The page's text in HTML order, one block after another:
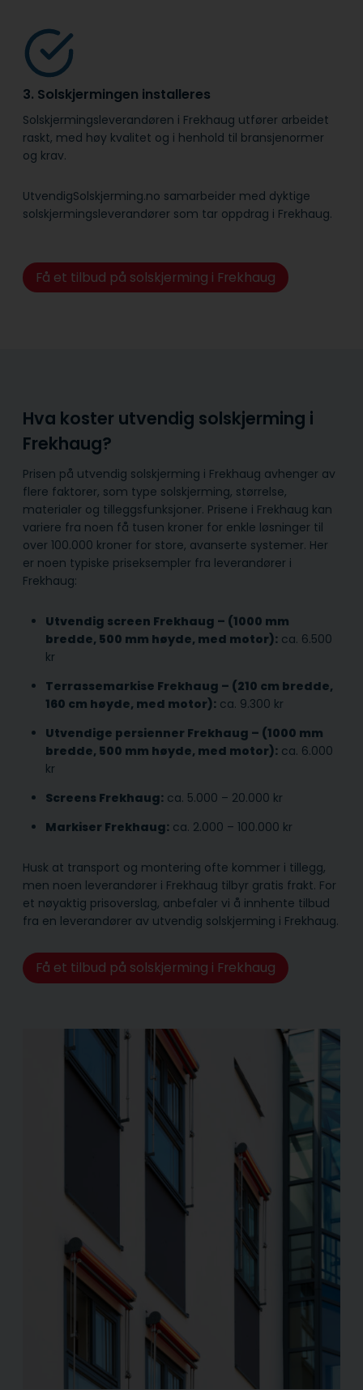
3. Solskjermingen installeres
Solskjermingsleverandøren i Frekhaug utfører arbeidet
raskt, med høy kvalitet og i henhold til bransje­normer
og krav.
UtvendigSolskjerming.no samarbeider med dyktige
solskjermingsleverandører som tar oppdrag i Frekhaug.
Få et tilbud på solskjerming i Frekhaug
Hva koster utvendig solskjerming i
Frekhaug?
Prisen på utvendig solskjerming i Frekhaug avhenger av
flere faktorer, som type solskjerming, størrelse,
materialer og tilleggsfunksjoner. Prisene i Frekhaug kan
variere fra noen få tusen kroner for enkle løsninger til
over 100.000 kroner for store, avanserte systemer. Her
er noen typiske priseksempler fra leverandører i
Frekhaug:
Utvendig screen Frekhaug – (1000 mm
bredde, 500 mm høyde, med motor): ca. 6.500
kr
Terrassemarkise Frekhaug – (210 cm bredde,
160 cm høyde, med motor): ca. 9.300 kr
Utvendige persienner Frekhaug – (1000 mm
bredde, 500 mm høyde, med motor): ca. 6.000
kr
Screens Frekhaug: ca. 5.000 – 20.000 kr
Markiser Frekhaug: ca. 2.000 – 100.000 kr
Husk at transport og montering ofte kommer i tillegg,
men noen leverandører i Frekhaug tilbyr gratis frakt. For
et nøyaktig prisoverslag, anbefaler vi å innhente tilbud
fra en leverandører av utvendig solskjerming i Frekhaug.
Få et tilbud på solskjerming i Frekhaug